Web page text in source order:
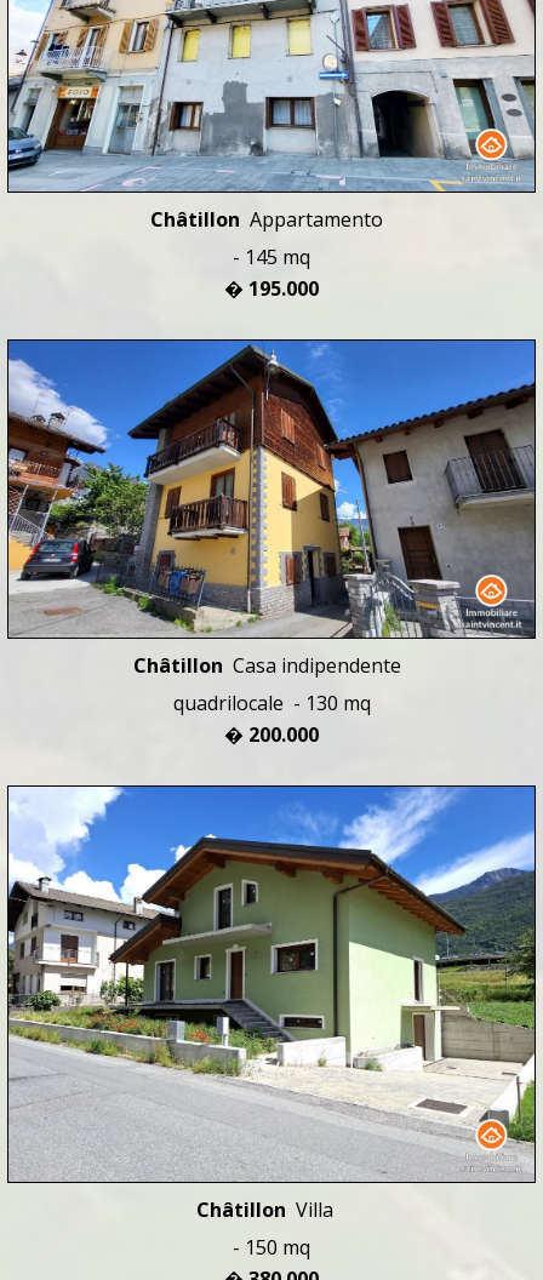
Châtillon Appartamento
- 145 mq
� 195.000
Châtillon Casa indipendente
quadrilocale - 130 mq
� 200.000
Châtillon Villa
- 150 mq